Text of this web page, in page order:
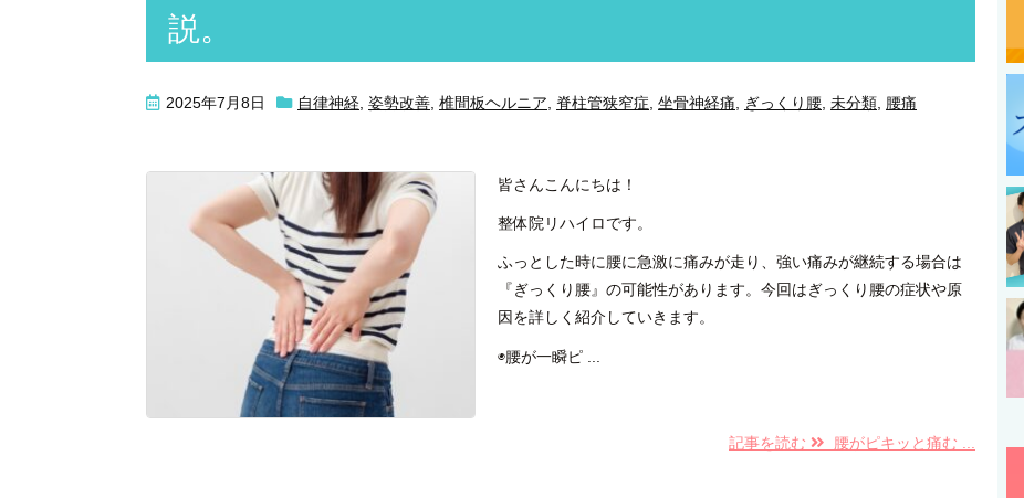
説。
2025年7月8日 自律神経 姿勢改善 椎間板ヘルニア 脊柱管狭窄症 坐骨神経痛 ぎっくり腰 未分類 腰痛
皆さんこんにちは！
整体院リハイロです。
ふっとした時に腰に急激に痛みが走り、強い痛みが継続する場合は
『ぎっくり腰』の可能性があります。今回はぎっくり腰の症状や原
因を詳しく紹介していきます。
◉腰が一瞬ピ ...
記事を読む 腰がピキッと痛む ...